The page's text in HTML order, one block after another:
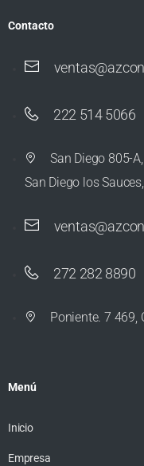
Contacto
222 514 5066
San Diego 805-
San Diego los
272 282 8890
Poniente. 7 469,
Menú
Inicio
Empresa